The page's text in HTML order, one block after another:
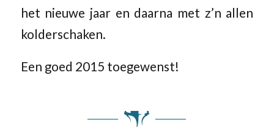
het nieuwe jaar en daarna met z’n allen
kolderschaken.
Een goed 2015 toegewenst!